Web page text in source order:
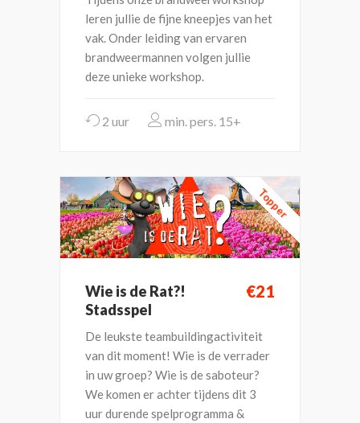
leren jullie de fijne kneepjes van het
vak. Onder leiding van ervaren
brandweermannen volgen jullie
deze unieke workshop.
2 uur 15+
Topper
Wie is de Rat?!
Stadsspel
€21
De leukste teambuildingactiviteit
van dit moment! Wie is de verrader
in uw groep? Wie is de saboteur?
We komen er achter tijdens dit 3
uur durende spelprogramma &